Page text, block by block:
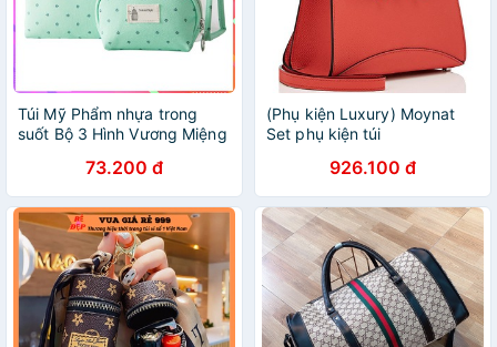
Túi Mỹ Phẩm nhựa trong
suốt Bộ 3 Hình Vương Miệng
73.200 đ
(Phụ kiện Luxury) Moynat
Set phụ kiện túi
926.100 đ